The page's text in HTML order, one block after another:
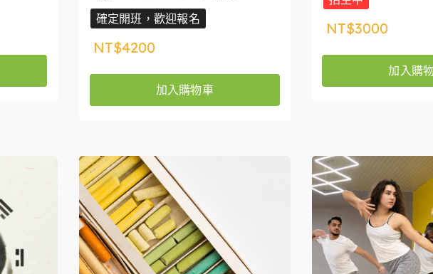
確定開班，歡迎報名
NT$4200
加入購物車
NT$3000
加入購